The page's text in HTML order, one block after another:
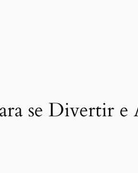
se Divertir